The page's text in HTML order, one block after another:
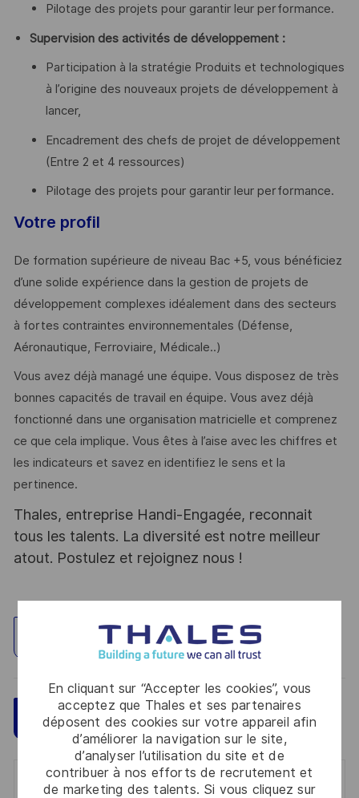
En cliquant sur “Accepter les cookies”, vous
acceptez que Thales et ses partenaires
déposent des cookies sur votre appareil afin
d’améliorer la navigation sur le site,
d’analyser l’utilisation du site et de
contribuer à nos efforts de recrutement et
de marketing des talents. Si vous cliquez sur
Pilotage des projets pour garantir leur performance.
Supervision des activités de développement :
Participation à la stratégie Produits et technologiques
à l’origine des nouveaux projets de développement à
lancer,
Encadrement des chefs de projet de développement
(Entre 2 et 4 ressources)
Pilotage des projets pour garantir leur performance.
Votre profil
De formation supérieure de niveau Bac +5, vous bénéficiez
d’une solide expérience dans la gestion de projets de
développement complexes idéalement dans des secteurs
à fortes contraintes environnementales (Défense,
Aéronautique, Ferroviaire, Médicale..)
Vous avez déjà managé une équipe. Vous disposez de très
bonnes capacités de travail en équipe. Vous avez déjà
fonctionné dans une organisation matricielle et comprenez
ce que cela implique. Vous êtes à l’aise avec les chiffres et
les indicateurs et savez en identifiez le sens et la
pertinence.
Thales, entreprise Handi-Engagée, reconnait
tous les talents. La diversité est notre meilleur
atout. Postulez et rejoignez nous !
Explorez un site
Postulez maintenant Sauvegarder
Get notified for similar jobs